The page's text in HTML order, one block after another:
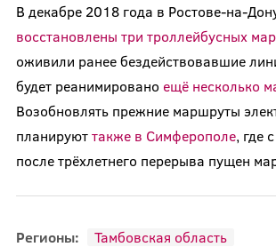
В декабре 2018 года в Ростове-на-
восстановлены три троллейбусных
оживили ранее бездействовавшие
будет реанимировано ещё несколько
Возобновлять прежние маршруты
планируюттакже в Симферополе, где
после трёхлетнего перерыва пущен
Регионы:
Тамбовская область